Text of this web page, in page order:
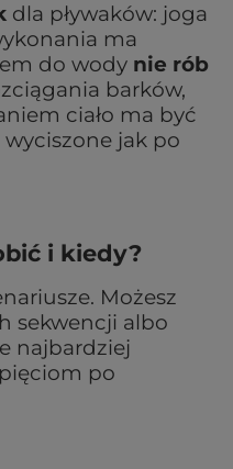
dla pływaków: joga
ma
do wody nie rób
barków,
ciało ma być
wyciszone jak po
i kiedy?
Możesz
sekwencji albo
najbardziej
po